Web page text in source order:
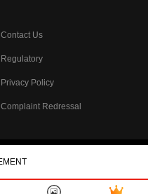
Contact Us
Regulatory
Privacy Policy
Complaint Redressal